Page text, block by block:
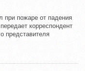
при пожаре от падения
корреспондент
представителя